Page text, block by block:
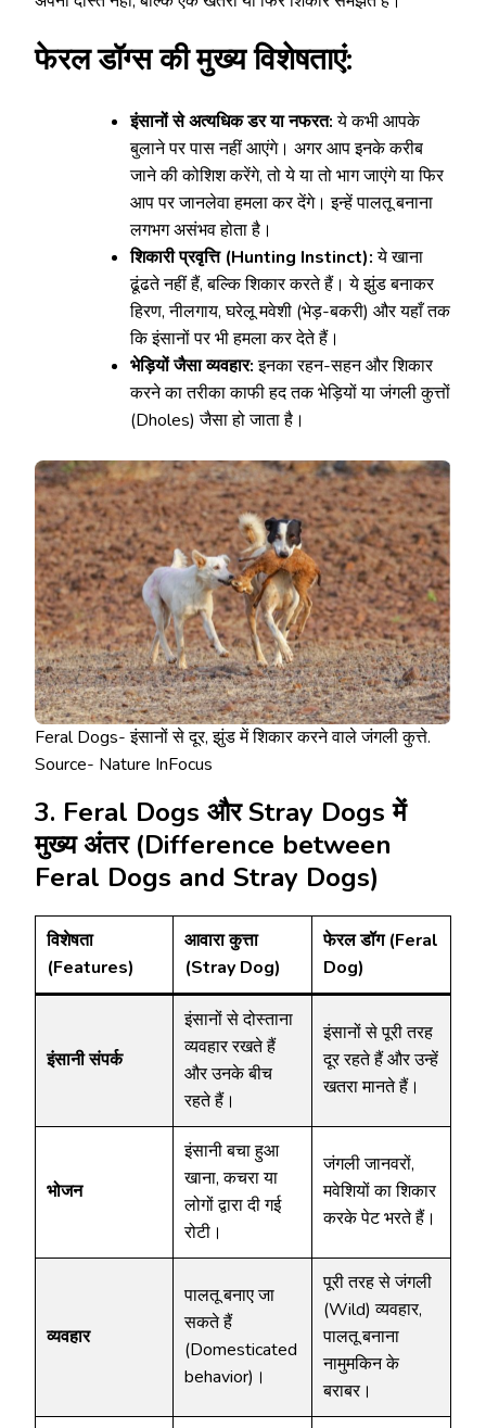
फेरल डॉग्स की मुख्य विशेषताएं:
इंसानों से अत्यधिक डर या नफरत:ये कभी आपके
बुलाने पर पास नहीं आएंगे। अगर आप इनके करीब
जाने की कोशिश करेंगे, तो ये या तो भाग जाएंगे या फिर
आप पर जानलेवा हमला कर देंगे। इन्हें पालतू बनाना
लगभग असंभव होता है।
शिकारी प्रवृत्ति (Hunting Instinct):ये खाना
ढूंढते नहीं हैं, बल्कि शिकार करते हैं। ये झुंड बनाकर
हिरण, नीलगाय, घरेलू मवेशी (भेड़-बकरी) और यहाँ तक
कि इंसानों पर भी हमला कर देते हैं।
भेड़ियों जैसा व्यवहार:इनका रहन-सहन और शिकार
करने का तरीका काफी हद तक भेड़ियों या जंगली कुत्तों
(Dholes) जैसा हो जाता है।
Feral Dogs- इंसानों से दूर, झुंड में शिकार करने वाले जंगली कुत्ते.
Source- Nature InFocus
3. Feral Dogs और Stray Dogs में
मुख्य अंतर (Difference between
Feral Dogs and Stray Dogs)
विशेषता
(Features)
आवारा कुत्ता
(Stray Dog)
फेरल डॉग (Feral
Dog)
इंसानी संपर्क
इंसानों से दोस्ताना
व्यवहार रखते हैं
और उनके बीच
रहते हैं।
इंसानों से पूरी तरह
दूर रहते हैं और उन्हें
खतरा मानते हैं।
भोजन
इंसानी बचा हुआ
खाना, कचरा या
लोगों द्वारा दी गई
रोटी।
जंगली जानवरों,
मवेशियों का शिकार
करके पेट भरते हैं।
व्यवहार
पालतू बनाए जा
सकते हैं
(Domesticated
behavior)।
पूरी तरह से जंगली
(Wild) व्यवहार,
पालतू बनाना
नामुमकिन के
बराबर।